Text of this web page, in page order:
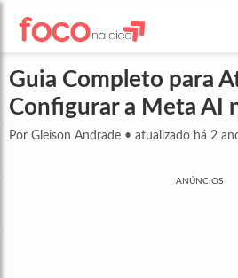
Guia Completo para
Configurar a Meta AI
Por Gleison Andrade • atualizado há 2
ANÚNCIOS